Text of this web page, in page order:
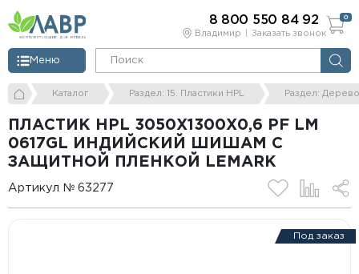
Владимир Заказать звонок
Меню
8 800 550 84 92 0
Каталог Раздел: 15. Пластики HPL Раздел:
ПЛАСТИК HPL 3050Х1300Х0,6 PF LM
0617GL ИНДИЙСКИЙ ШИШАМ С
ЗАЩИТНОЙ ПЛЕНКОЙ LEMARK
Артикул № 63277
Под заказ